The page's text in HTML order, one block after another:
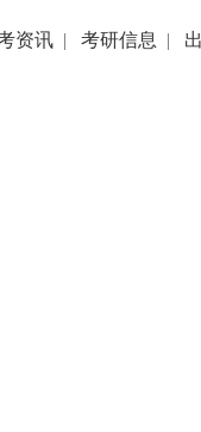
资讯 | 考研信息 |